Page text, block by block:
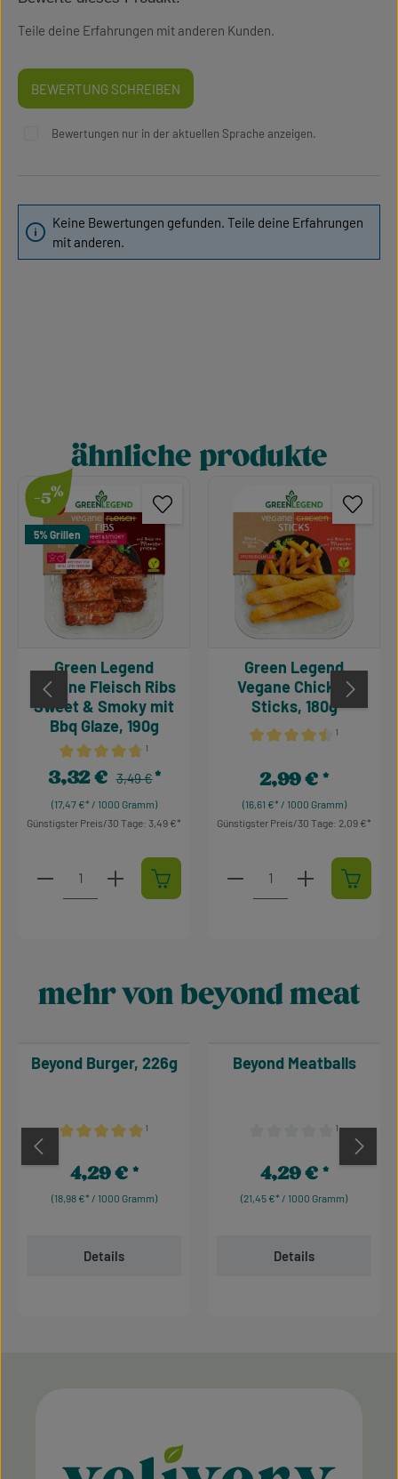
Teile deine Erfahrungen mit anderen Kunden.
BEWERTUNG SCHREIBEN
Bewertungen nur in der aktuellen Sprache anzeigen.
Keine Bewertungen gefunden. Teile deine Erfahrungen
mit anderen.
Produktgalerie überspringen
ähnliche produkte
-5%
5% Grillen
Durchschnittliche Bewertung von 4.64 von 5 Sternen
¹
Green Legend
Vegane Fleisch Ribs
Sweet & Smoky mit
Bbq Glaze, 190g
(17,47 €* / 1000 Gramm)
Verkaufspreis:
3,32 € Regulärer Preis:
3,49 €
Günstigster Preis/30 Tage: 3,49 €
Produkt Anzahl: Gib den gewünschten Wert ein
¹
Green Legend
Vegane Chicken
Sticks, 180g
(16,61 €* / 1000 Gramm)
Regulärer Preis:
2,99 €
Günstigster Preis/30 Tage: 2,09 €
Produkt Anzahl: Gib
Produktgalerie überspringen
mehr von beyond meat
¹
Beyond Burger, 226g
(18,98 €* / 1000 Gramm)
Regulärer Preis:
4,29 €
Details
Durchschnittliche
¹
Beyond Meatballs
(21,45 €* / 1000 Gramm)
Regulärer Preis:
4,29 €
Details